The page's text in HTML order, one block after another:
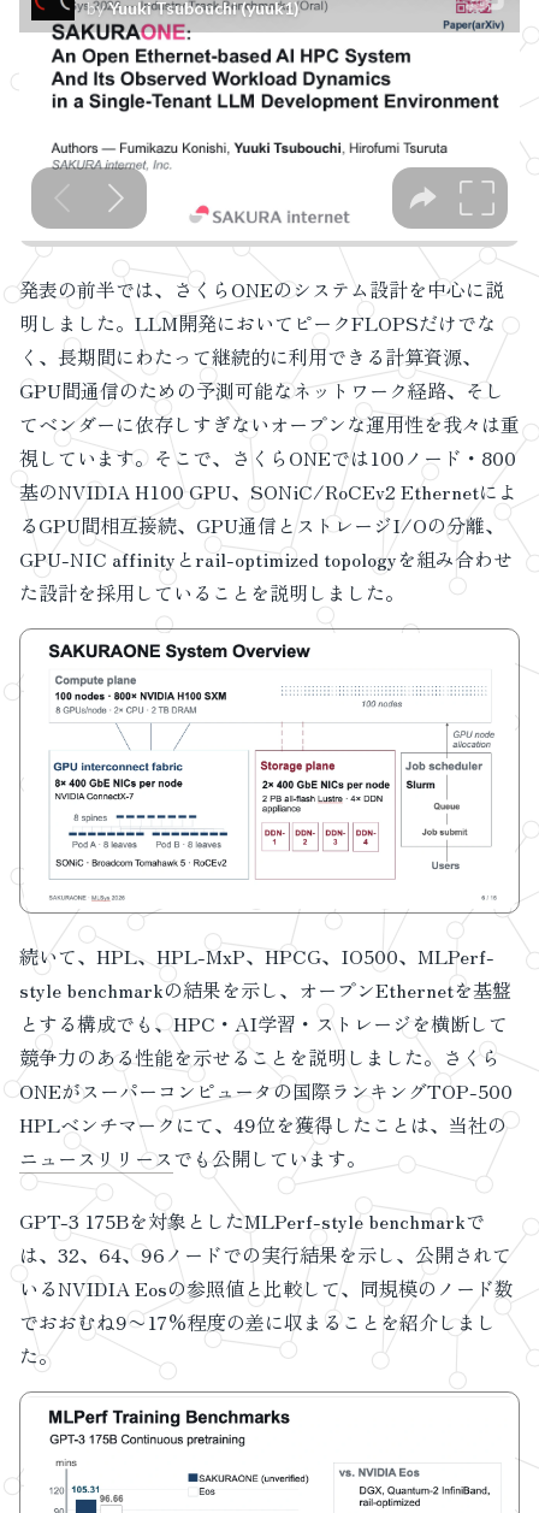
発表の前半では、さくらONEのシステム設計を中心に説
明しました。LLM開発においてピークFLOPSだけでな
く、長期間にわたって継続的に利用できる計算資源、
GPU間通信のための予測可能なネットワーク経路、そし
てベンダーに依存しすぎないオープンな運用性を我々は重
視しています。そこで、さくらONEでは100ノード・800
基のNVIDIA H100 GPU、SONiC/RoCEv2 Ethernetによ
るGPU間相互接続、GPU通信とストレージI/Oの分離、
GPU-NIC affinityとrail-optimized topologyを組み合わせ
た設計を採用していることを説明しました。
続いて、HPL、HPL-MxP、HPCG、IO500、MLPerf-
style benchmarkの結果を示し、オープンEthernetを基盤
とする構成でも、HPC・AI学習・ストレージを横断して
競争力のある性能を示せることを説明しました。さくら
ONEがスーパーコンピュータの国際ランキングTOP-500
HPLベンチマークにて、49位を獲得したことは、当社の
ニュースリリースでも公開しています。
GPT-3 175Bを対象としたMLPerf-style benchmarkで
は、32、64、96ノードでの実行結果を示し、公開されて
いるNVIDIA Eosの参照値と比較して、同規模のノード数
でおおむね9〜17%程度の差に収まることを紹介しまし
た。